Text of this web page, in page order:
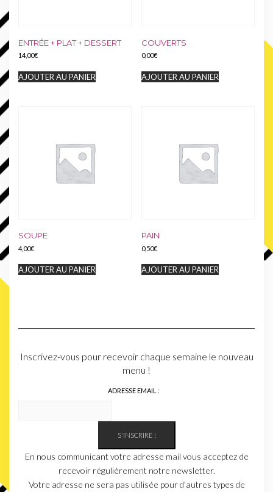
ENTRÉE + PLAT + DESSERT
14,00€
AJOUTER AU PANIER
COUVERTS
0,00€
AJOUTER AU PANIER
SOUPE
4,00€
AJOUTER AU PANIER
PAIN
0,50€
AJOUTER AU PANIER
Inscrivez-vous pour recevoir chaque semaine le nouveau
menu !
ADRESSE EMAIL :
En nous communicant votre adresse mail vous acceptez de
recevoir régulièrement notre newsletter.
Votre adresse ne sera pas utilisée pour d’autres types de